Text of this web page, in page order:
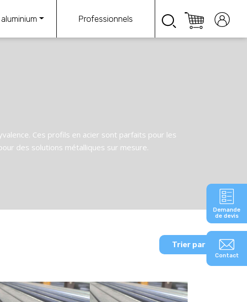
Professionnels
Demande
de devis
Contact
Ces profils en acier sont parfaits pour les
des solutions métalliques sur mesure.
Trier par